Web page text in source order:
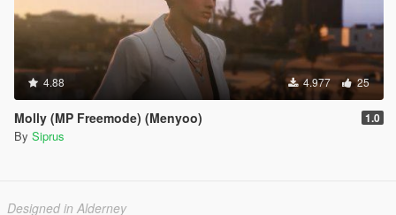
4.88 4.977 25
Molly (MP Freemode) (Menyoo) 1.0
By Siprus
Designed in Alderney